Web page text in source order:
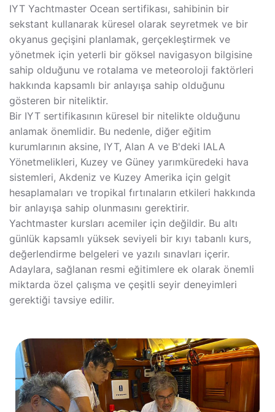
IYT Yachtmaster Ocean sertifikası, sahibinin bir
sekstant kullanarak küresel olarak seyretmek ve bir
okyanus geçişini planlamak, gerçekleştirmek ve
yönetmek için yeterli bir göksel navigasyon bilgisine
sahip olduğunu ve rotalama ve meteoroloji faktörleri
hakkında kapsamlı bir anlayışa sahip olduğunu
gösteren bir niteliktir.
Bir IYT sertifikasının küresel bir nitelikte olduğunu
anlamak önemlidir. Bu nedenle, diğer eğitim
kurumlarının aksine, IYT, Alan A ve B'deki IALA
Yönetmelikleri, Kuzey ve Güney yarımküredeki hava
sistemleri, Akdeniz ve Kuzey Amerika için gelgit
hesaplamaları ve tropikal fırtınaların etkileri hakkında
bir anlayışa sahip olunmasını gerektirir.
Yachtmaster kursları acemiler için değildir. Bu altı
günlük kapsamlı yüksek seviyeli bir kıyı tabanlı kurs,
değerlendirme belgeleri ve yazılı sınavları içerir.
Adaylara, sağlanan resmi eğitimlere ek olarak önemli
miktarda özel çalışma ve çeşitli seyir deneyimleri
gerektiği tavsiye edilir.